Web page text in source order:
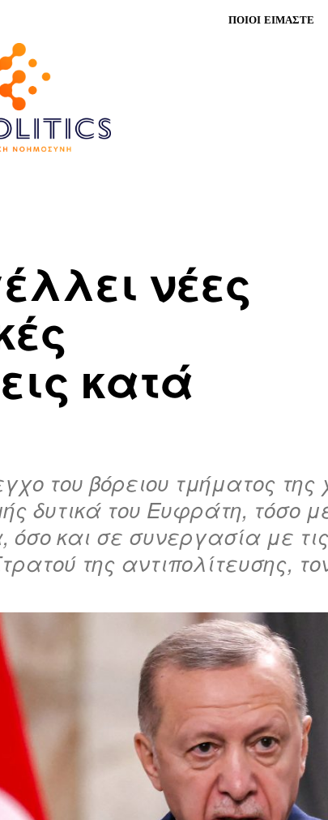
ΠΟΙΟΙ ΕΙΜΑΣΤΕ
νέες
κατά
του βόρειου τμήματος
δυτικά του Ευφράτη, τόσο
όσο και σε συνεργασία με
της αντιπολίτευσης,